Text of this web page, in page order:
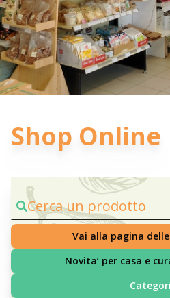
Shop Online
Cerca un prodotto
Vai alla pagina
Novita’ per casa e